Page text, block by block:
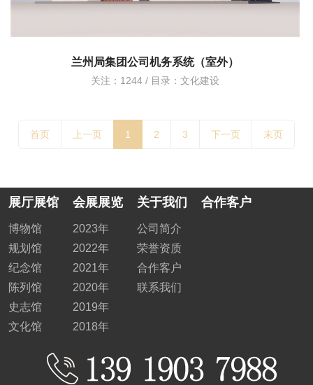
兰州局集团公司机务系统（室外）
关注：1244 / 目录： 文化建设
首页 上一页 1 2 3 下一页 末页
展厅展馆
博物馆
规划馆
纪念馆
陈列馆
史志馆
文化馆
会展展览
2023年
2022年
2021年
2020年
2019年
2018年
关于我们
公司简介
荣誉资质
合作客户
联系我们
合作客户